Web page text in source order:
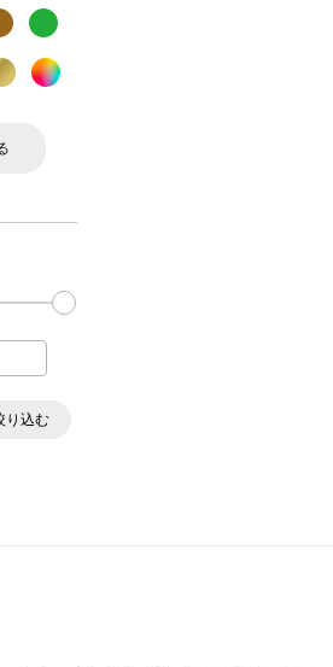
り込む